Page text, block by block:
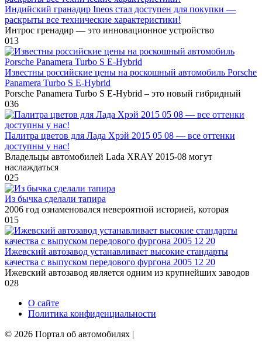
Индийский гранадир Ineos стал доступен для покупки —
раскрыты все технические характеристики!
Интрос гренадир — это инновационное устройство
013
Известны российские цены на роскошный автомобиль Porsche
Panamera Turbo S E-Hybrid
Porsche Panamera Turbo S E-Hybrid – это новый гибридный
036
Палитра цветов для Лада Хрэй 2015 05 08 — все оттенки
доступны у нас!
Владельцы автомобилей Lada XRAY 2015-08 могут
наслаждаться
025
Из бычка сделали тапира
2006 год ознаменовался невероятной историей, которая
015
Ижевский автозавод устанавливает высокие стандарты
качества с выпуском передового фургона 2005 12 20
Ижевский автозавод является одним из крупнейших заводов
028
О сайте
Политика конфиденциальности
© 2026 Портал об автомобилях |